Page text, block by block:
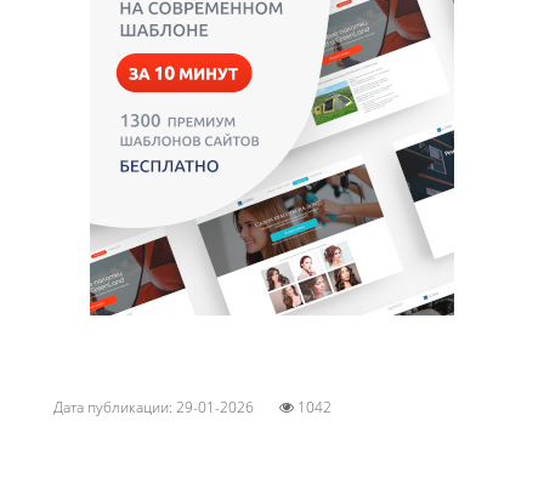
Дата публикации: 29-01-2026 1042